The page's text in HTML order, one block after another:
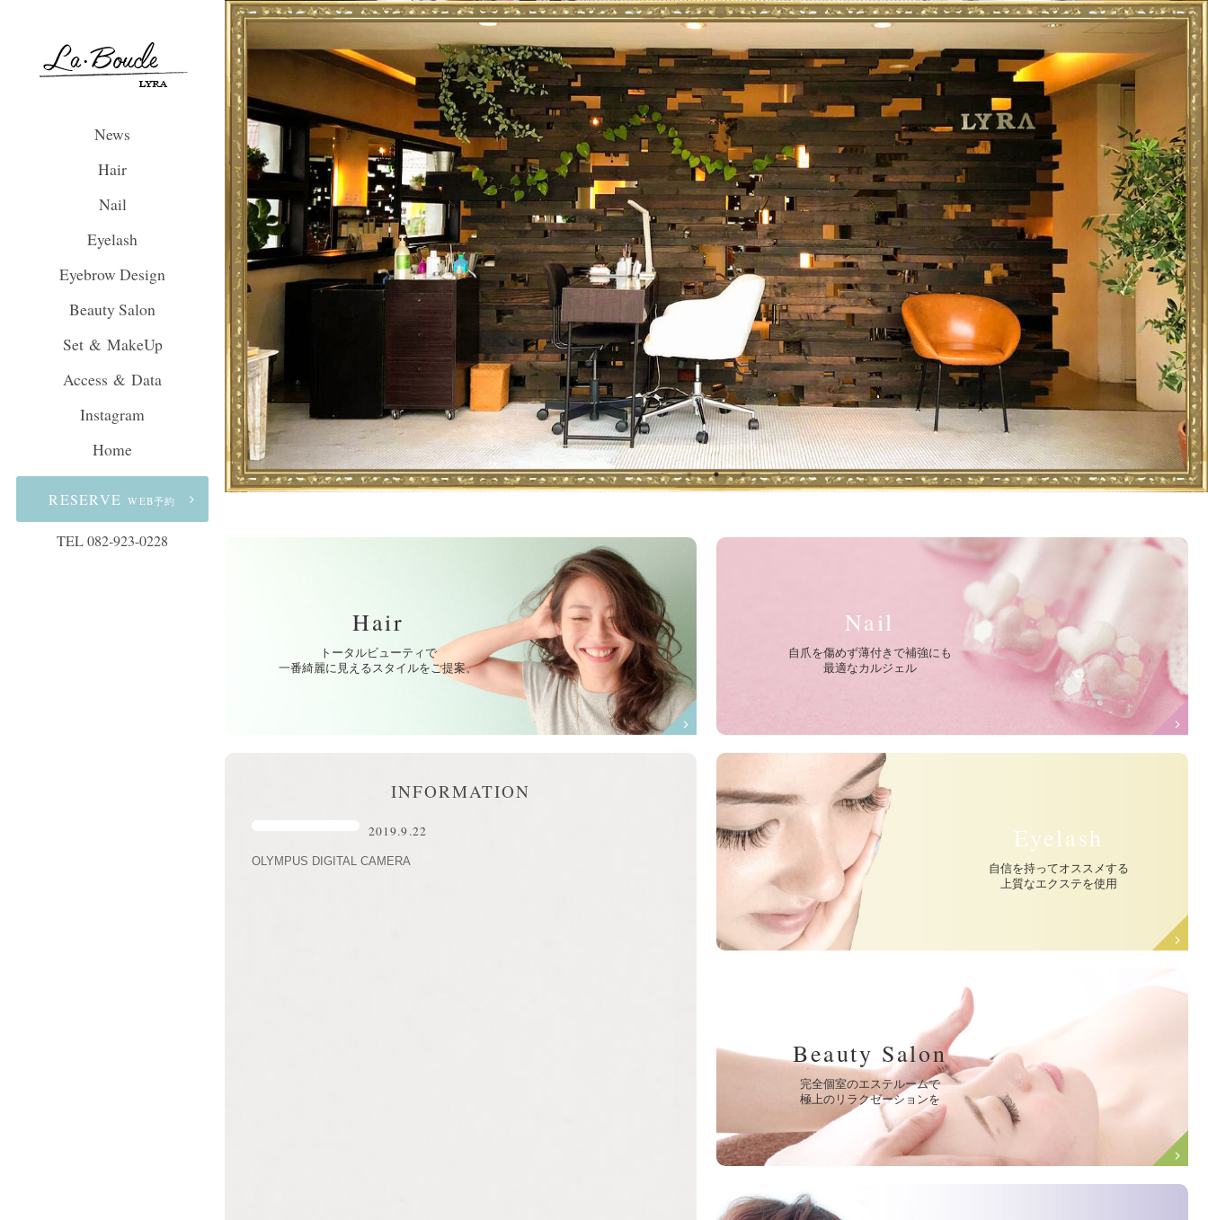
La Boucle Lyra
News
Hair
Nail
Eyelash
Eyebrow Design
Beauty Salon
Set & MakeUp
Access & Data
Instagram
Home
RESERVE WEB予約
TEL 082-923-0228
Hair
トータルビューティで
一番綺麗に見えるスタイルをご提案。
Nail
自爪を傷めず薄付きで補強にも
最適なカルジェル
Eyelash
自信を持ってオススメする
上質なエクステを使用
Beauty Salon
完全個室のエステルームで
極上のリラクゼーションを
INFORMATION
2019.9.22
OLYMPUS DIGITAL CAMERA